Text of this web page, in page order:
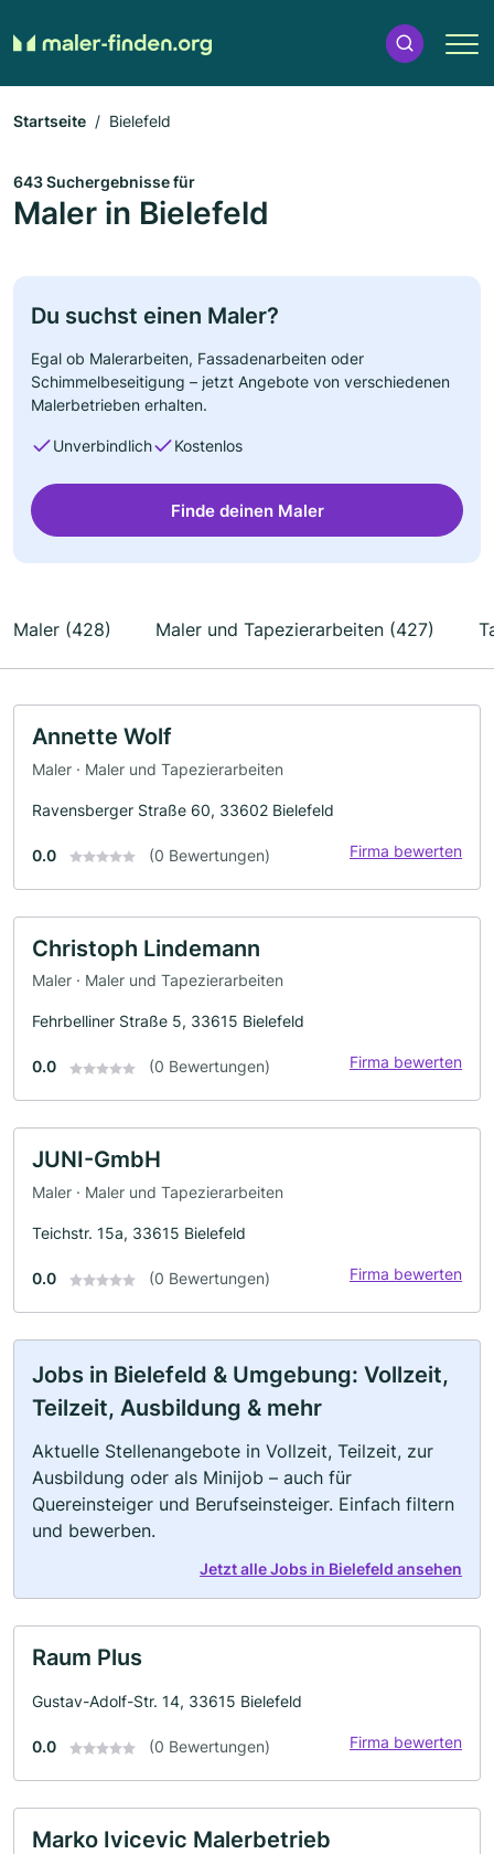
Startseite Bielefeld
643 Suchergebnisse für
Maler in Bielefeld
Du suchst einen Maler?
Egal ob Malerarbeiten, Fassadenarbeiten oder
Schimmelbeseitigung – jetzt Angebote von verschiedenen
Malerbetrieben erhalten.
Unverbindlich Kostenlos
Finde deinen Maler
Maler (428) Maler und Tapezierarbeiten (427)
Annette Wolf
Maler · Maler und Tapezierarbeiten
Ravensberger Straße 60, 33602 Bielefeld
0.0 (0 Bewertungen) Firma bewerten
Christoph Lindemann
Maler · Maler und Tapezierarbeiten
Fehrbelliner Straße 5, 33615 Bielefeld
0.0 (0 Bewertungen) Firma bewerten
JUNI-GmbH
Maler · Maler und Tapezierarbeiten
Teichstr. 15a, 33615 Bielefeld
0.0 (0 Bewertungen) Firma bewerten
Jobs in Bielefeld & Umgebung: Vollzeit,
Teilzeit, Ausbildung & mehr
Aktuelle Stellenangebote in Vollzeit, Teilzeit, zur
Ausbildung oder als Minijob – auch für
Quereinsteiger und Berufseinsteiger. Einfach filtern
und bewerben.
Jetzt alle Jobs in Bielefeld ansehen
Raum Plus
Gustav-Adolf-Str. 14, 33615 Bielefeld
0.0 (0 Bewertungen) Firma bewerten
Marko Ivicevic Malerbetrieb